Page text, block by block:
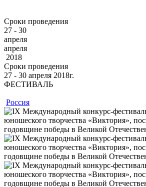
Сроки проведения
27 - 30
апреля
апреля
2018
Сроки проведения
27 ‐ 30 апреля 2018г.
ФЕСТИВАЛЬ
Россия